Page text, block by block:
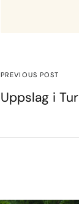
PREVIOUS POST
Uppslag i